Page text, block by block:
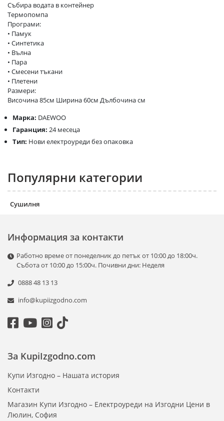
Събира водата в контейнер
Термопомпа
Програми:
• Памук
• Синтетика
• Вълна
• Пара
• Смесени тъкани
• Плетени
Размери:
Височина 85см Ширина 60см Дълбочина см
Марка: DAEWOO
Гаранция: 24 месеца
Тип: Нови електроуреди без опаковка
Популярни категории
Сушилня
Информация за контакти
Работно време от понеделник до петък от 10:00 до 18:00ч.
Събота от 10:00 до 15:00ч. Почивни дни: Неделя
0888 48 13 13
info@kupiizgodno.com
За KupiIzgodno.com
Купи Изгодно – Нашата история
Контакти
Магазин Купи Изгодно – Електроуреди на Изгодни Цени в
Люлин, София